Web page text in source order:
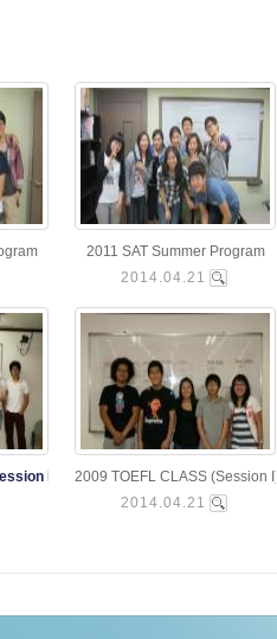
2011 SAT Summer Program
2014.04.21
I)
2009 TOEFL CLASS (Session I)
2014.04.21